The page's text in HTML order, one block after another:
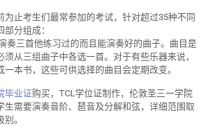
为止考生们最常参加的考试，针对超过35种不同
分组成：
奏三首他练习过的而且能演奏好的曲子。曲目是
从三组曲子中各选一首。对于有些乐器来说，
本书，这些可供选择的曲目会定期改变。
毕业证购买，TCL学位证制作，伦敦圣三一学院
生需要演奏音阶、琶音及分解和弦，详细范围取
。